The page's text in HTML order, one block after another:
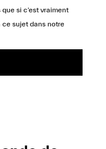
si c’est vraiment
ce sujet dans notre